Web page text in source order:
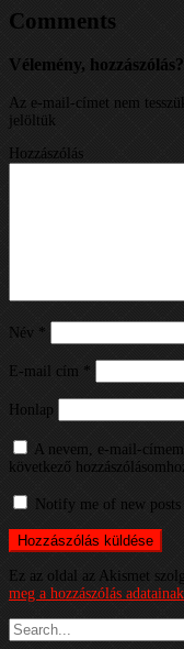
Comments
Vélemény, hozzászólás?
Az e-mail-címet nem
jelöltük
Hozzászólás
Név *
E-mail cím *
Honlap
A nevem, e-mail-
következő
Notify me of new posts
Ez az oldal az Akismet
meg a hozzászólás